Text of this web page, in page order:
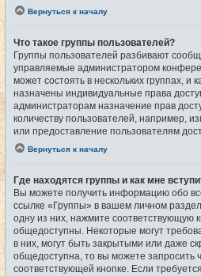
Вернуться к началу
Что такое группы пользователей?
Группы пользователей разбивают
управляемые администратором
может состоять в нескольких группах, и
назначены индивидуальные права
администраторам назначение прав
количеству пользователей, например,
или предоставление пользователям
Вернуться к началу
Где находятся группы и как мне
Вы можете получить информацию обо
ссылке «Группы» в вашем личном
одну из них, нажмите соответствующую
общедоступны. Некоторые могут
в них, могут быть закрытыми или даже
общедоступна, то вы можете запросить
соответствующей кнопке. Если